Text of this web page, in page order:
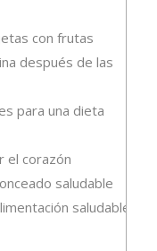
con frutas
después de las
para una dieta
el corazón
saludable
saludable